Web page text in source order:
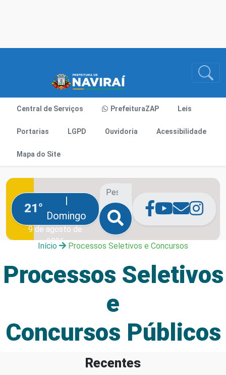
Central de Serviços PrefeituraZAP Leis
Portarias LGPD Ouvidoria Acessibilidade
Mapa do Site
21°
|
Domingo
9 de agosto de
2026
Início Processos Seletivos e Concursos
Processos Seletivos
e
Concursos Públicos
Recentes